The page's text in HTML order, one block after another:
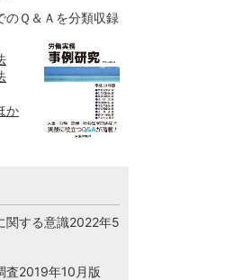
のＱ＆Ａを分類収録
か
関する意識2022年5
査2019年10月版